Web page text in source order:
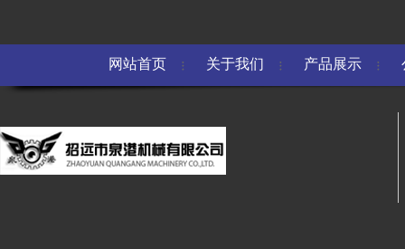
网站首页 关于我们 产品展示